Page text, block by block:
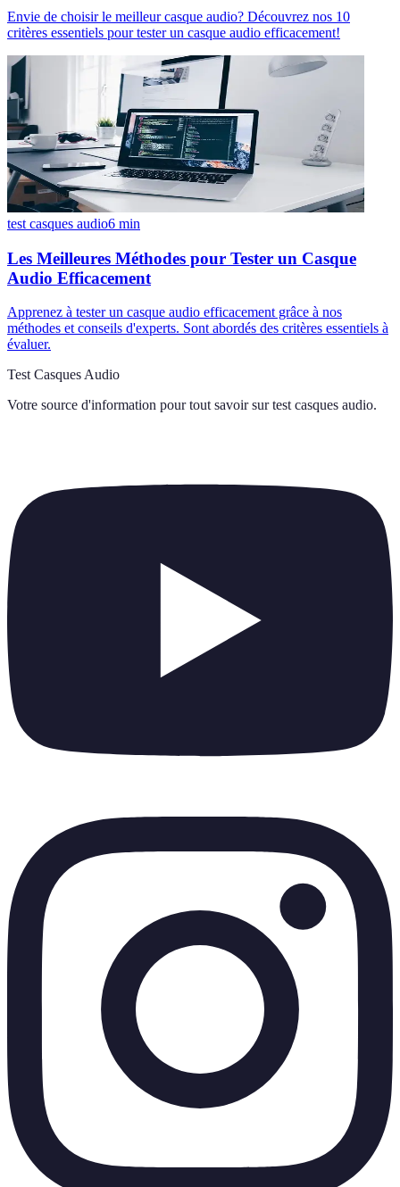
Envie de choisir le meilleur casque audio? Découvrez nos 10
critères essentiels pour tester un casque audio efficacement!
test casques audio6 min
Les Meilleures Méthodes pour Tester un Casque
Audio Efficacement
Apprenez à tester un casque audio efficacement grâce à nos
méthodes et conseils d'experts. Sont abordés des critères essentiels à
évaluer.
Test Casques Audio
Votre source d'information pour tout savoir sur test casques audio.